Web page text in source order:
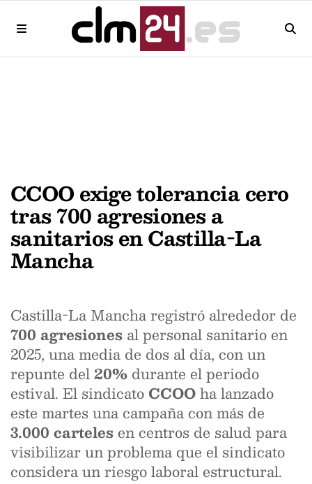
CCOO exige tolerancia cero
tras 700 agresiones a
sanitarios en Castilla-La
Mancha
Castilla-La Mancha registró alrededor de
700 agresiones al personal sanitario en
2025, una media de dos al día, con un
repunte del20% durante el periodo
estival. El sindicato CCOOha lanzado
este martes una campaña con más de
3.000 carteles en centros de salud para
visibilizar un problema que el sindicato
considera un riesgo laboral estructural.